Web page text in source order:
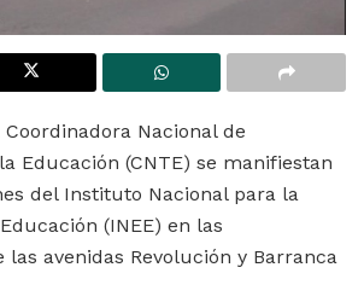
Nacional de
Educación (CNTE) se manifiestan
del Instituto Nacional para la
(INEE) en las
las avenidas Revolución y Barranca